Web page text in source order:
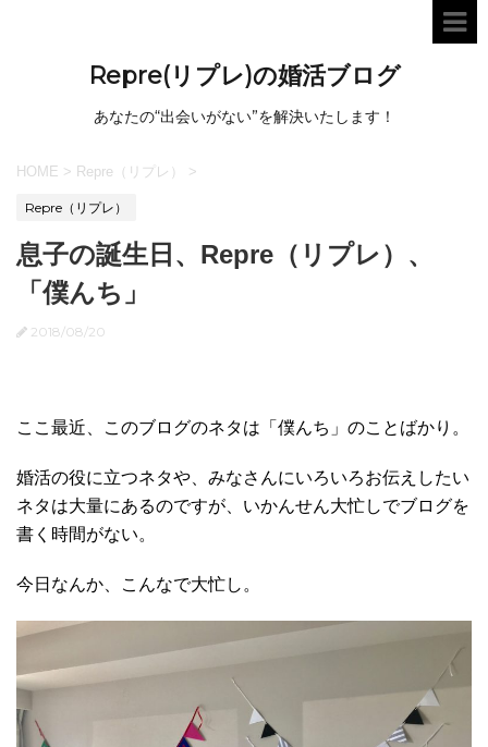
Repre(リプレ)の婚活ブログ
あなたの“出会いがない”を解決いたします！
HOME > Repre（リプレ） >
Repre（リプレ）
息子の誕生日、Repre（リプレ）、
「僕んち」
2018/08/20
ここ最近、このブログのネタは「僕んち」のことばかり。
婚活の役に立つネタや、みなさんにいろいろお伝えしたい
ネタは大量にあるのですが、いかんせん大忙しでブログを
書く時間がない。
今日なんか、こんなで大忙し。